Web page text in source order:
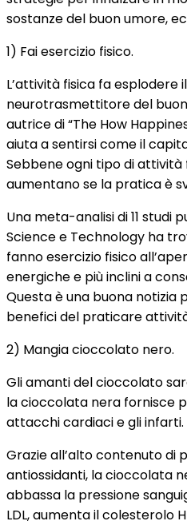
sostanze del buon umore,
1) Fai esercizio fisico.
L’attività fisica fa esplodere
neurotrasmettitore del
autrice di “The How
aiuta a sentirsi come il
Sebbene ogni tipo di attività
aumentano se la pratica è
Una meta-analisi di 11 studi
Science e Technology ha
fanno esercizio fisico
energiche e più inclini a
Questa è una buona notizia
benefici del praticare
2) Mangia cioccolato nero.
Gli amanti del cioccolato
la cioccolata nera fornisce
attacchi cardiaci e gli infarti.
Grazie all’alto contenuto di
antiossidanti, la cioccolata
abbassa la pressione
LDL, aumenta il colesterolo